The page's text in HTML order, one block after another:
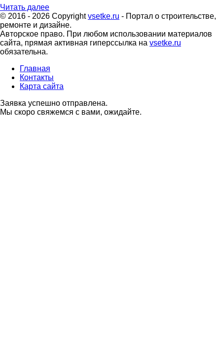
Читать далее
© 2016 - 2026 Copyrightvsetke.ru - Портал о строительстве,
ремонте и дизайне.
Авторское право. При любом использовании материалов
сайта, прямая активная гиперссылка на vsetke.ru
обязательна.
Главная
Контакты
Карта сайта
Заявка успешно отправлена.
Мы скоро свяжемся с вами, ожидайте.